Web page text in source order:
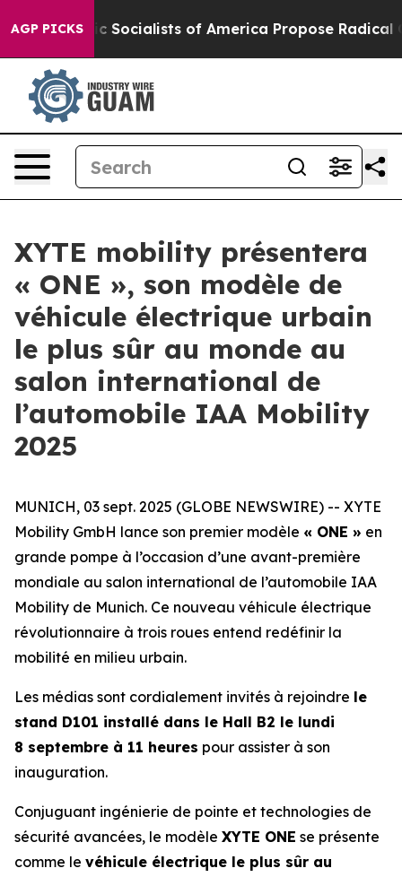
AGP PICKSSocialists of America Propose Radical
XYTE mobility présentera
« ONE », son modèle de
véhicule électrique urbain
le plus sûr au monde au
salon international de
l’automobile IAA Mobility
2025
MUNICH, 03 sept. 2025 (GLOBE NEWSWIRE) -- XYTE
Mobility GmbH lance son premier modèle « ONE » en
grande pompe à l’occasion d’une avant-première
mondiale au salon international de l’automobile IAA
Mobility de Munich. Ce nouveau véhicule électrique
révolutionnaire à trois roues entend redéfinir la
mobilité en milieu urbain.
Les médias sont cordialement invités à rejoindre le
stand D101 installé dans le Hall B2 le lundi
8 septembre à 11 heures pour assister à son
inauguration.
Conjuguant ingénierie de pointe et technologies de
sécurité avancées, le modèle XYTE ONE se présente
comme le véhicule électrique le plus sûr au